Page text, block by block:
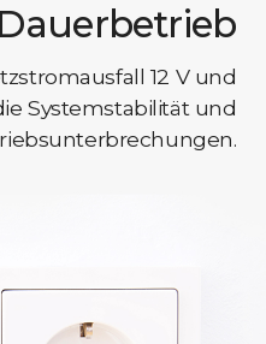
Dauerbetrieb
12 V und
Systemstabilität und